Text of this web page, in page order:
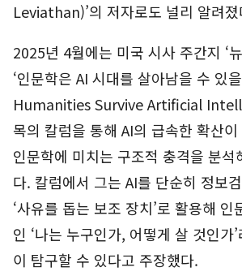
Leviathan)’의 저자로도 널리 알려졌
2025년 4월에는 미국 시사 주간지 ‘
‘인문학은 AI 시대를 살아남을 수 있
Humanities Survive Artificial
목의 칼럼을 통해 AI의 급속한 확산
인문학에 미치는 구조적 충격을 분석
다. 칼럼에서 그는 AI를 단순히 정보
‘사유를 돕는 보조 장치’로 활용해 인
인 ‘나는 누구인가, 어떻게 살 것인가
이 탐구할 수 있다고 주장했다.